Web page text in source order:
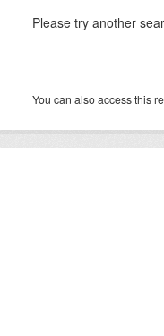
Please try another
You can also access this